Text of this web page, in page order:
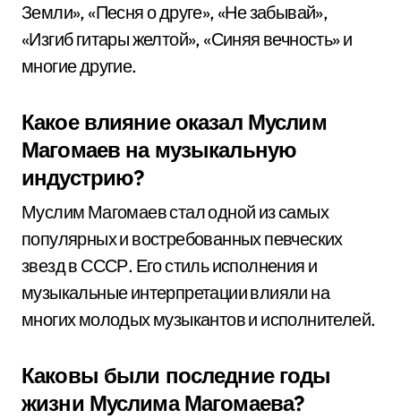
Земли», «Песня о друге», «Не забывай»,
«Изгиб гитары желтой», «Синяя вечность» и
многие другие.
Какое влияние оказал Муслим
Магомаев на музыкальную
индустрию?
Муслим Магомаев стал одной из самых
популярных и востребованных певческих
звезд в СССР. Его стиль исполнения и
музыкальные интерпретации влияли на
многих молодых музыкантов и исполнителей.
Каковы были последние годы
жизни Муслима Магомаева?